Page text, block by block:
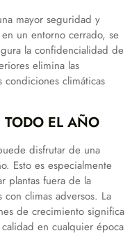
mayor seguridad y
un entorno cerrado, se
la confidencialidad de
elimina las
condiciones climáticas
TODO EL AÑO
disfrutar de una
Esto es especialmente
plantas fuera de la
climas adversos. La
de crecimiento significa
en cualquier época